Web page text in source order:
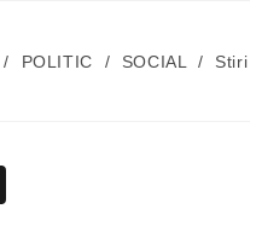
/ POLITIC / SOCIAL /
Stiri